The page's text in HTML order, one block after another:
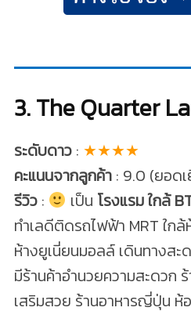
3. The Quarter
ระดับดาว: ★★★★
คะแนนจากลูกค้า: 9.0 (ยอด
รีวิว: เป็น โรงแรม ใกล้
ทำเลดีติดรถไฟฟ้า MRT ใก
ห้างยูเนี่ยนมอลล์ เดินทางสะ
มีร้านค้าอำนวยความสะดวก
เสริมสวย ร้านอาหารญี่ปุ่น